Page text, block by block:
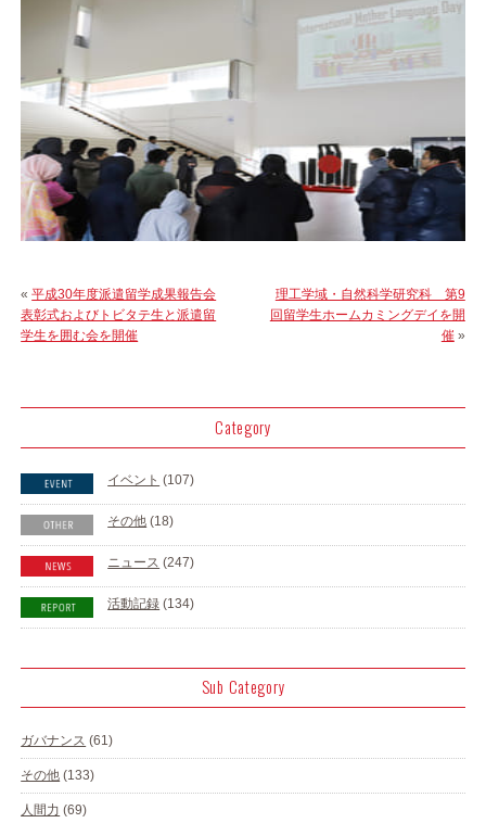
«平成30年度派遣留学成果報告会
表彰式およびトビタテ生と派遣留
学生を囲む会を開催
理工学域・自然科学研究科 第9
回留学生ホームカミングデイを開
催»
Category
イベント (107)
その他 (18)
ニュース (247)
活動記録 (134)
Sub Category
ガバナンス (61)
その他 (133)
人間力 (69)